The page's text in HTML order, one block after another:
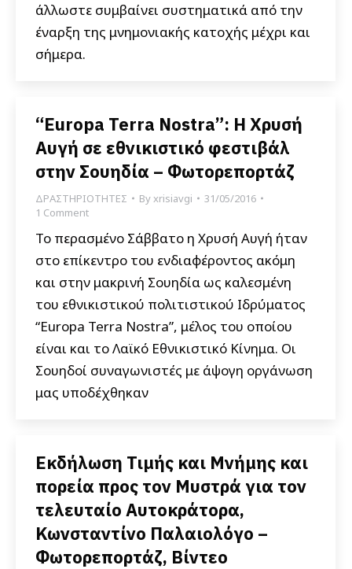
άλλωστε συμβαίνει συστηματικά από την
έναρξη της μνημονιακής κατοχής μέχρι και
σήμερα.
“Europa Terra Nostra”: Η Χρυσή
Αυγή σε εθνικιστικό φεστιβάλ
στην Σουηδία – Φωτορεπορτάζ
ΔΡΑΣΤΗΡΙΟΤΗΤΕΣ Byxrisiavgi
31/05/2016
1 Comment
Το περασμένο Σάββατο η Χρυσή Αυγή ήταν
στο επίκεντρο του ενδιαφέροντος ακόμη
και στην μακρινή Σουηδία ως καλεσμένη
του εθνικιστικού πολιτιστικού Ιδρύματος
“Europa Terra Nostra”, μέλος του οποίου
είναι και το Λαϊκό Εθνικιστικό Κίνημα. Οι
Σουηδοί συναγωνιστές με άψογη οργάνωση
μας υποδέχθηκαν
Εκδήλωση Τιμής και Μνήμης και
πορεία προς τον Μυστρά για τον
τελευταίο Αυτοκράτορα,
Κωνσταντίνο Παλαιολόγο –
Φωτορεπορτάζ, Βίντεο